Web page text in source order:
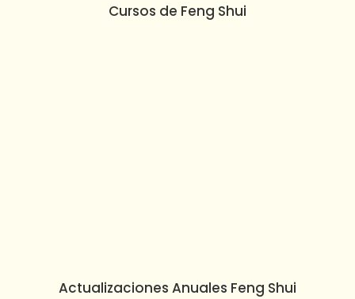
Cursos de Feng Shui
Actualizaciones Anuales Feng Shui